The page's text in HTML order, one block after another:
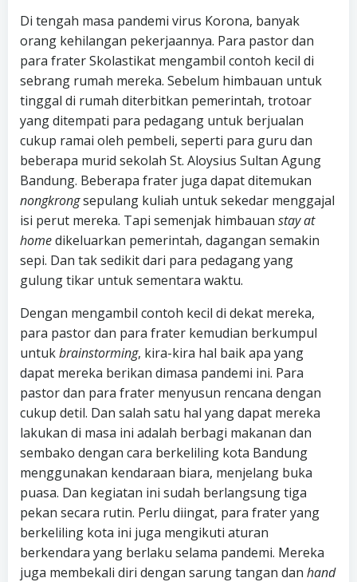
Di tengah masa pandemi virus Korona, banyak
orang kehilangan pekerjaannya. Para pastor dan
para frater Skolastikat mengambil contoh kecil di
sebrang rumah mereka. Sebelum himbauan untuk
tinggal di rumah diterbitkan pemerintah, trotoar
yang ditempati para pedagang untuk berjualan
cukup ramai oleh pembeli, seperti para guru dan
beberapa murid sekolah St. Aloysius Sultan Agung
Bandung. Beberapa frater juga dapat ditemukan
nongkrongsepulang kuliah untuk sekedar menggajal
isi perut mereka. Tapi semenjak himbauan stay at
homedikeluarkan pemerintah, dagangan semakin
sepi. Dan tak sedikit dari para pedagang yang
gulung tikar untuk sementara waktu.
Dengan mengambil contoh kecil di dekat mereka,
para pastor dan para frater kemudian berkumpul
untukbrainstorming, kira-kira hal baik apa yang
dapat mereka berikan dimasa pandemi ini. Para
pastor dan para frater menyusun rencana dengan
cukup detil. Dan salah satu hal yang dapat mereka
lakukan di masa ini adalah berbagi makanan dan
sembako dengan cara berkeliling kota Bandung
menggunakan kendaraan biara, menjelang buka
puasa. Dan kegiatan ini sudah berlangsung tiga
pekan secara rutin. Perlu diingat, para frater yang
berkeliling kota ini juga mengikuti aturan
berkendara yang berlaku selama pandemi. Mereka
juga membekali diri dengan sarung tangan dan hand